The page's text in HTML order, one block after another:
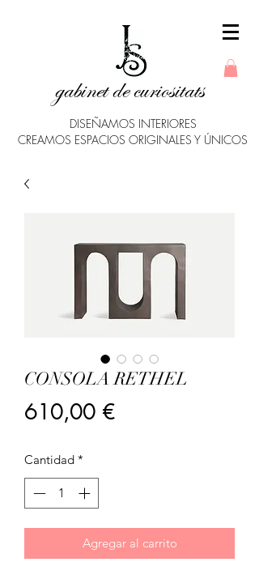
gabinet de curiositats
DISEÑAMOS INTERIORES
CREAMOS ESPACIOS ORIGINALES Y ÚNICOS
CONSOLA RETHEL
610,00 €Precio
Cantidad *
Agregar al carrito